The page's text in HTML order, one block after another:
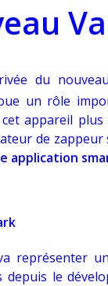
du
un rôle
appareil
de zappeur
application
représenter
le